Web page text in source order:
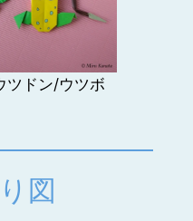
ツドン/ウツボ
図